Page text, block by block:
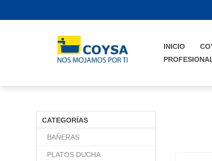
INICIO
CATEGORÍAS
BAÑERAS
PLATOS DUCHA